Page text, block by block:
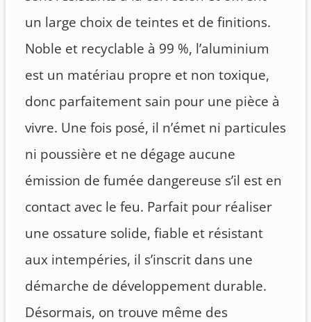
un large choix de teintes et de finitions.
Noble et recyclable à 99 %, l’aluminium
est un matériau propre et non toxique,
donc parfaitement sain pour une pièce à
vivre. Une fois posé, il n’émet ni particules
ni poussière et ne dégage aucune
émission de fumée dangereuse s’il est en
contact avec le feu. Parfait pour réaliser
une ossature solide, fiable et résistant
aux intempéries, il s’inscrit dans une
démarche de développement durable.
Désormais, on trouve même des